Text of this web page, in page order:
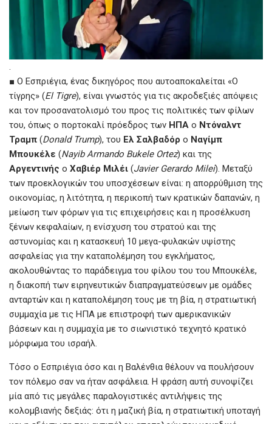
■ Ο Εσπριέγια, ένας δικηγόρος που αυτοαποκαλείται «Ο
τίγρης» (El Tigre), είναι γνωστός για τις ακροδεξιές απόψεις
και τον προσανατολισμό του προς τις πολιτικές των φίλων
του, όπως ο πορτοκαλί πρόεδρος των ΗΠΑ ο Ντόναλντ
Τραμπ (Donald Trump), του Ελ Σαλβαδόρ ο Ναγίμπ
Μπουκέλε (Nayib Armando Bukele Ortez) και της
Αργεντινής ο Χαβιέρ Μιλέι (Javier Gerardo Milei). Μεταξύ
των προεκλογικών του υποσχέσεων είναι: η απορρύθμιση της
οικονομίας, η λιτότητα, η περικοπή των κρατικών δαπανών, η
μείωση των φόρων για τις επιχειρήσεις και η προσέλκυση
ξένων κεφαλαίων, η ενίσχυση του στρατού και της
αστυνομίας και η κατασκευή 10 μεγα-φυλακών υψίστης
ασφαλείας για την καταπολέμηση του εγκλήματος,
ακολουθώντας το παράδειγμα του φίλου του του Μπουκέλε,
η διακοπή των ειρηνευτικών διαπραγματεύσεων με ομάδες
ανταρτών και η καταπολέμηση τους με τη βία, η στρατιωτική
συμμαχία με τις ΗΠΑ με επιστροφή των αμερικανικών
βάσεων και η συμμαχία με το σιωνιστικό τεχνητό κρατικό
μόρφωμα του ισραήλ.
Τόσο ο Εσπριέγια όσο και η Βαλένθια θέλουν να πουλήσουν
τον πόλεμο σαν να ήταν ασφάλεια. Η φράση αυτή συνοψίζει
μία από τις μεγάλες παραλογιστικές αντιλήψεις της
κολομβιανής δεξιάς: ότι η μαζική βία, η στρατιωτική υποταγή